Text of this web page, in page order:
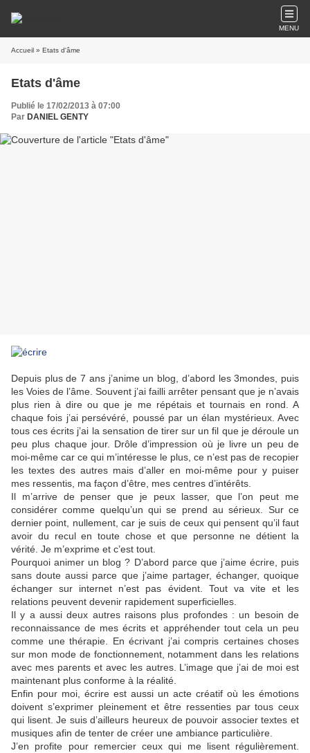
MENU
Accueil » Etats d'âme
Etats d'âme
Publié le 17/02/2013 à 07:00
Par DANIEL GENTY
Depuis plus de 7 ans j’anime un blog, d’abord les 3mondes, puis
les Voies de l’âme. Souvent j’ai failli arrêter pensant que je n’avais
plus rien à dire ou que je me répétais et tournais en rond. A
chaque fois j’ai persévéré, poussé par un élan mystérieux. Avec
tous ces écrits j’ai la sensation de tirer sur un fil que je déroule un
peu plus chaque jour. Drôle d’impression où je livre un peu de
moi-même car ce qui m’intéresse le plus, ce n’est pas de recopier
les textes des autres mais d’aller en moi-même pour y puiser
mes ressentis, ma façon d’être, mes centres d’intérêts.
Il m’arrive de penser que je peux lasser, que l’on peut me
considérer comme quelqu’un qui se prend au sérieux. Sur ce
dernier point, nullement, car je suis de ceux qui pensent qu’il faut
avoir du recul en toute chose et que personne ne détient la
vérité. Je m’exprime et c’est tout.
Pourquoi animer un blog ? D’abord parce que j’aime écrire, puis
sans doute aussi parce que j’aime partager, échanger, quoique
échanger sur internet n’est pas évident. Tout va vite et les
relations peuvent devenir rapidement superficielles.
Il y a aussi deux autres raisons plus profondes : un besoin de
reconnaissance de mes écrits et appréhender tout cela un peu
comme une thérapie. En écrivant j’ai compris certaines choses
sur mon mode de fonctionnement, notamment dans les relations
avec mes parents et avec les autres. L’image que j’ai de moi est
maintenant plus conforme à la réalité.
Enfin pour moi, écrire est aussi un acte créatif où les émotions
doivent s’exprimer pleinement et être ressenties par tous ceux
qui lisent. Je suis d’ailleurs heureux de pouvoir associer textes et
musiques afin de tenter de créer une ambiance particulière.
J’en profite pour remercier ceux qui me lisent régulièrement.